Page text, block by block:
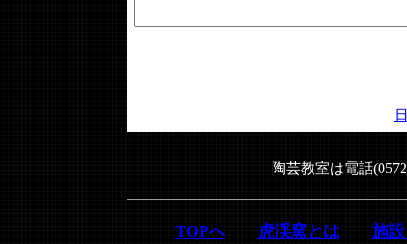
陶芸教室は電話
TOPへ 虎渓窯とは 施